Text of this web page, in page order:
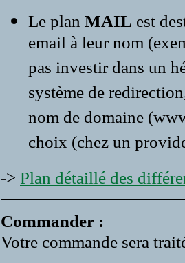
Le plan MAIL est
email à leur nom
pas investir dans un
système de
nom de domaine
choix (chez un
-> Plan détaillé des
Commander :
Votre commande sera